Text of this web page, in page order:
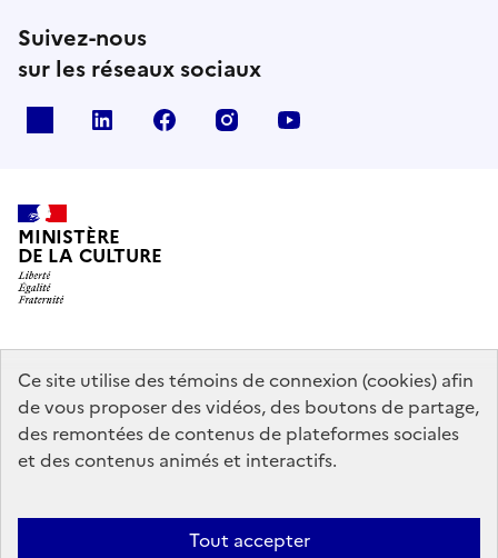
Ce site utilise des témoins de connexion (cookies) afin
de vous proposer des vidéos, des boutons de partage,
des remontées de contenus de plateformes sociales
et des contenus animés et interactifs.
Tout accepter
Suivez-nous
sur les réseaux sociaux
linkedin facebook instagram
MINISTÈRE
DE LA CULTURE
data.gouv.fr legifrance.gouv.fr
info.gouv.fr
service-public.gouv.fr
Mentions légales Accessibilité : partiellement conforme
Politique